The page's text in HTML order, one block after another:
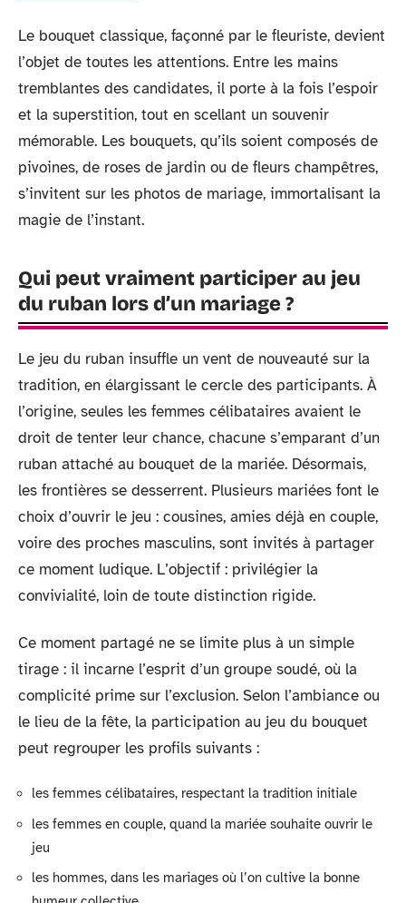
Le bouquet classique, façonné par le fleuriste, devient
l’objet de toutes les attentions. Entre les mains
tremblantes des candidates, il porte à la fois l’espoir
et la superstition, tout en scellant un souvenir
mémorable. Les bouquets, qu’ils soient composés de
pivoines, de roses de jardin ou de fleurs champêtres,
s’invitent sur les photos de mariage, immortalisant la
magie de l’instant.
Qui peut vraiment participer au jeu
du ruban lors d’un mariage ?
Le jeu du ruban insuffle un vent de nouveauté sur la
tradition, en élargissant le cercle des participants. À
l’origine, seules les femmes célibataires avaient le
droit de tenter leur chance, chacune s’emparant d’un
ruban attaché au bouquet de la mariée. Désormais,
les frontières se desserrent. Plusieurs mariées font le
choix d’ouvrir le jeu : cousines, amies déjà en couple,
voire des proches masculins, sont invités à partager
ce moment ludique. L’objectif : privilégier la
convivialité, loin de toute distinction rigide.
Ce moment partagé ne se limite plus à un simple
tirage : il incarne l’esprit d’un groupe soudé, où la
complicité prime sur l’exclusion. Selon l’ambiance ou
le lieu de la fête, la participation au jeu du bouquet
peut regrouper les profils suivants :
les femmes célibataires, respectant la tradition initiale
les femmes en couple, quand la mariée souhaite ouvrir le
jeu
les hommes, dans les mariages où l’on cultive la bonne